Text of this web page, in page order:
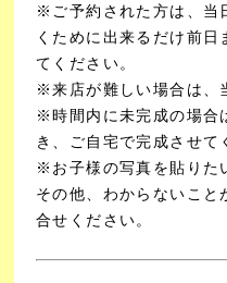
※ご予約された方は、当
くために出来るだけ前
てください。
※来店が難しい場合は、
※時間内に未完成の場合
き、ご自宅で完成させて
※お子様の写真を貼りた
その他、わからないこと
合せください。